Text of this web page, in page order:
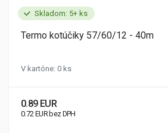
Skladom: 5+ ks
Termo kotúčiky 57/60/12 - 40m
V kartóne: 0 ks
0.89 EUR
0.72 EUR bez DPH